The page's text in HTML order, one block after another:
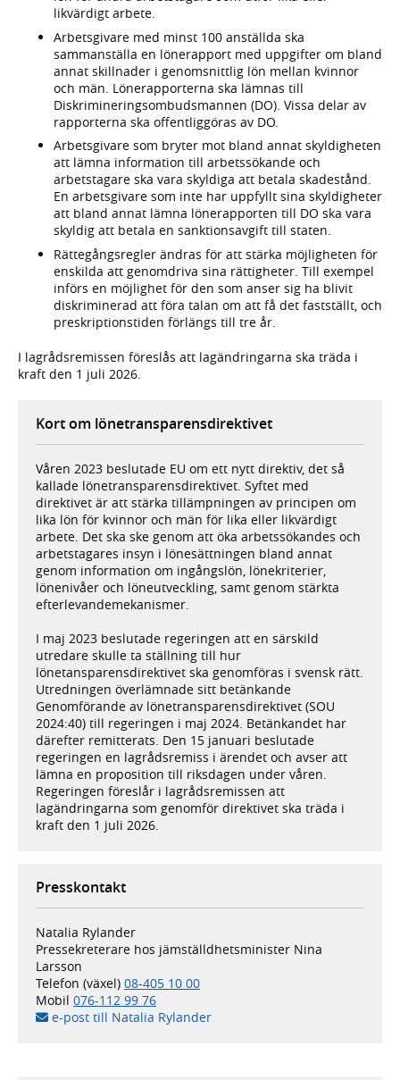
likvärdigt arbete.
Arbetsgivare med minst 100 anställda ska
sammanställa en lönerapport med uppgifter om bland
annat skillnader i genomsnittlig lön mellan kvinnor
och män. Lönerapporterna ska lämnas till
Diskrimineringsombudsmannen (DO). Vissa delar av
rapporterna ska offentliggöras av DO.
Arbetsgivare som bryter mot bland annat skyldigheten
att lämna information till arbetssökande och
arbetstagare ska vara skyldiga att betala skadestånd.
En arbetsgivare som inte har uppfyllt sina skyldigheter
att bland annat lämna lönerapporten till DO ska vara
skyldig att betala en sanktionsavgift till staten.
Rättegångsregler ändras för att stärka möjligheten för
enskilda att genomdriva sina rättigheter. Till exempel
införs en möjlighet för den som anser sig ha blivit
diskriminerad att föra talan om att få det fastställt, och
preskriptionstiden förlängs till tre år.
I lagrådsremissen föreslås att lagändringarna ska träda i
kraft den 1 juli 2026.
Kort om lönetransparensdirektivet
Våren 2023 beslutade EU om ett nytt direktiv, det så
kallade lönetransparensdirektivet. Syftet med
direktivet är att stärka tillämpningen av principen om
lika lön för kvinnor och män för lika eller likvärdigt
arbete. Det ska ske genom att öka arbetssökandes och
arbetstagares insyn i lönesättningen bland annat
genom information om ingångslön, lönekriterier,
lönenivåer och löneutveckling, samt genom stärkta
efterlevandemekanismer.
I maj 2023 beslutade regeringen att en särskild
utredare skulle ta ställning till hur
lönetansparensdirektivet ska genomföras i svensk rätt.
Utredningen överlämnade sitt betänkande
Genomförande av lönetransparensdirektivet (SOU
2024:40) till regeringen i maj 2024. Betänkandet har
därefter remitterats. Den 15 januari beslutade
regeringen en lagrådsremiss i ärendet och avser att
lämna en proposition till riksdagen under våren.
Regeringen föreslår i lagrådsremissen att
lagändringarna som genomför direktivet ska träda i
kraft den 1 juli 2026.
Presskontakt
Natalia Rylander
Pressekreterare hos jämställdhets­minister Nina
Larsson
Telefon (växel) 08-405 10 00
Mobil 076-112 99 76
e-post till Natalia Rylander